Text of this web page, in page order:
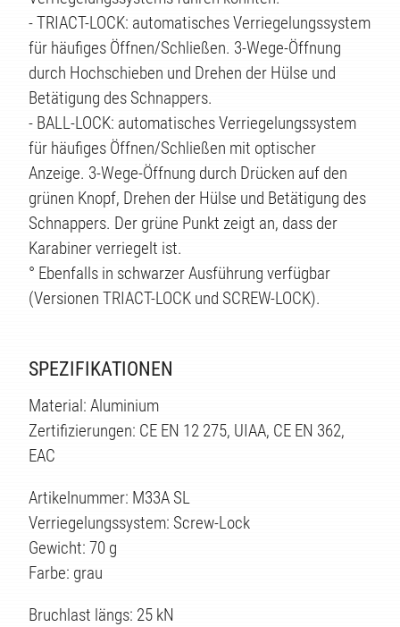
- TRIACT-LOCK: automatisches Verriegelungssystem
für häufiges Öffnen/Schließen. 3-Wege-Öffnung
durch Hochschieben und Drehen der Hülse und
Betätigung des Schnappers.
- BALL-LOCK: automatisches Verriegelungssystem
für häufiges Öffnen/Schließen mit optischer
Anzeige. 3-Wege-Öffnung durch Drücken auf den
grünen Knopf, Drehen der Hülse und Betätigung des
Schnappers. Der grüne Punkt zeigt an, dass der
Karabiner verriegelt ist.
° Ebenfalls in schwarzer Ausführung verfügbar
(Versionen TRIACT-LOCK und SCREW-LOCK).
SPEZIFIKATIONEN
Material: Aluminium
Zertifizierungen: CE EN 12 275, UIAA, CE EN 362,
EAC
Artikelnummer: M33A SL
Verriegelungssystem: Screw-Lock
Gewicht: 70 g
Farbe: grau
Bruchlast längs: 25 kN